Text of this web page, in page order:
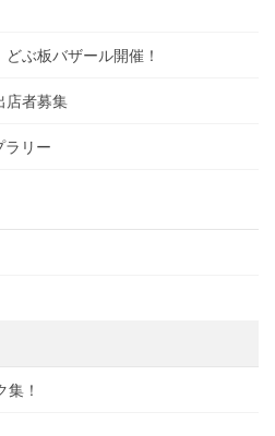
ぶ板バザール開催！
店者募集
ラリー
集！